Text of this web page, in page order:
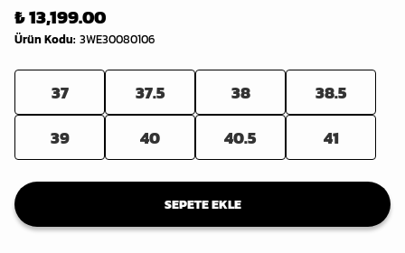
₺ 13,199.00
Ürün Kodu: 3WE30080106
37 37.5 38
38.5
39
40 40.5 41
SEPETE EKLE